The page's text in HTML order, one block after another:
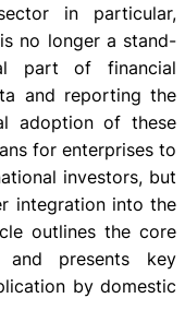
in particular,
no longer a stand-
part of financial
and reporting the
adoption of these
for enterprises to
investors, but
integration into the
outlines the core
presents key
by domestic